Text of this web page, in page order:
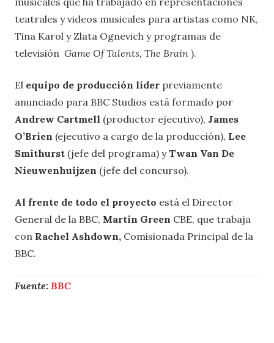
teatrales y videos musicales para artistas como NK,
Tina Karol y Zlata Ognevich y programas de
televisión Game Of Talents, The Brain ).
El equipo de producción líder previamente
anunciado para BBC Studios está formado por
Andrew Cartmell (productor ejecutivo), James
O’Brien (ejecutivo a cargo de la producción), Lee
Smithurst (jefe del programa) y Twan Van De
Nieuwenhuijzen (jefe del concurso).
Al frente de todo el proyecto está el Director
General de la BBC, Martin Green CBE, que trabaja
con Rachel Ashdown, Comisionada Principal de la
BBC.
Fuente: BBC